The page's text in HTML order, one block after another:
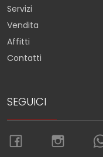
Servizi
Vendita
Affitti
Contatti
SEGUICI